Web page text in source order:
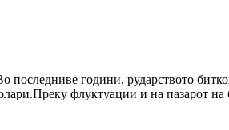
последниве години, рударството
флуктуации и на пазарот